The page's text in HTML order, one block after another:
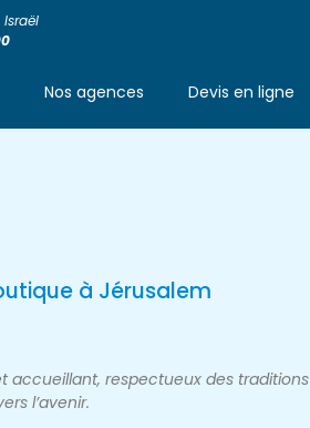
Nos agences Devis en ligne
à Jérusalem
accueillant, respectueux des traditions
l’avenir.